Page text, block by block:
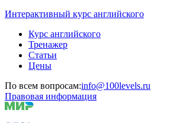
Интерактивный курс английского
Курс английского
Тренажер
Статьи
Цены
По всем вопросам:info@100levels.ru
Правовая информация